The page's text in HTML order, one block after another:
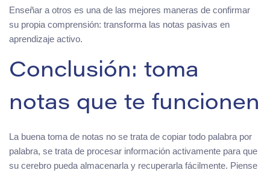
Enseñar a otros es una de las mejores maneras de confirmar
su propia comprensión: transforma las notas pasivas en
aprendizaje activo.
Conclusión: toma
notas que te funcionen
La buena toma de notas no se trata de copiar todo palabra por
palabra, se trata de procesar información activamente para que
su cerebro pueda almacenarla y recuperarla fácilmente. Piense